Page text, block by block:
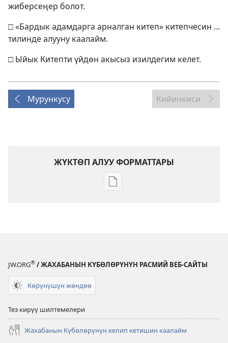
жиберсеңер болот.
□ «Бардык адамдарга арналган китеп» китепчесин ...
тилинде алууну каалайм.
□ Ыйык Китепти үйдөн акысыз изилдегим келет.
Мурункусу Кийинкиси
ЖҮКТӨП АЛУУ ФОРМАТТАРЫ
Адабиятты
JW.ORG® / ЖАХАБАНЫН КҮБӨЛӨРҮНҮН РАСМИЙ ВЕБ-САЙТЫ
Көрүнүшүн жөндөө
Тез кирүү шилтемелери
Жахабанын Күбөлөрүнүн келип кетишин каалайм